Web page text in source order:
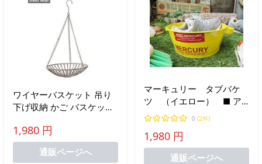
ワイヤーバスケット 吊り
下げ収納 かご バスケット
ゴ 収納カゴ 収納ボックス
グレー
1,980 円
通販ページへ
マーキュリー タブバケ
ツ （イエロー） ■ ア
メリカン雑貨 アメリカ雑
貨 MERCURY 雑貨 鉢
カバー 収納 アウトド
ア 男前
0 (2件)
1,980 円
通販ページへ